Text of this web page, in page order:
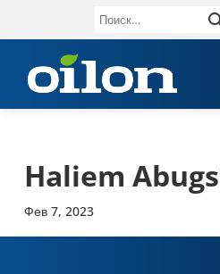
Найти:
Haliem
Фев 7, 2023